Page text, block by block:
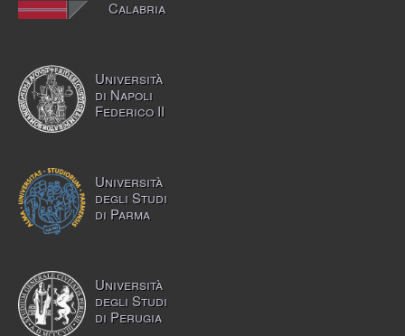
Calabria
Università
di Napoli
Federico II
Università
degli Studi
di Parma
Università
degli Studi
di Perugia